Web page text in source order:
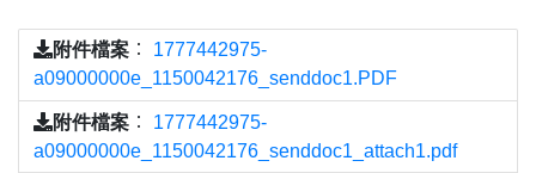
附件檔案 ： 1777442975-
a09000000e_1150042176_senddoc1.PDF
附件檔案 ： 1777442975-
a09000000e_1150042176_senddoc1_attach1.pdf